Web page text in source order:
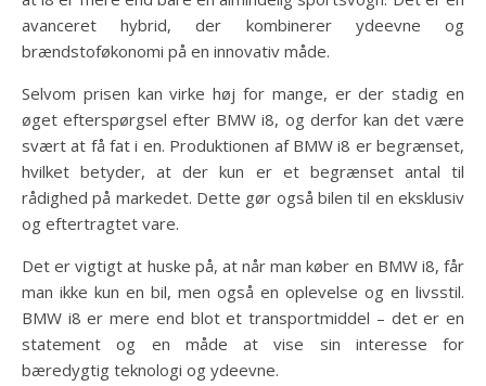
avanceret hybrid, der kombinerer ydeevne og
brændstoføkonomi på en innovativ måde.
Selvom prisen kan virke høj for mange, er der stadig en
øget efterspørgsel efter BMW i8, og derfor kan det være
svært at få fat i en. Produktionen af BMW i8 er begrænset,
hvilket betyder, at der kun er et begrænset antal til
rådighed på markedet. Dette gør også bilen til en eksklusiv
og eftertragtet vare.
Det er vigtigt at huske på, at når man køber en BMW i8, får
man ikke kun en bil, men også en oplevelse og en livsstil.
BMW i8 er mere end blot et transportmiddel – det er en
statement og en måde at vise sin interesse for
bæredygtig teknologi og ydeevne.